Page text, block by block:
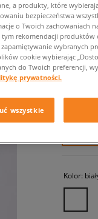
damskie,
739,99
Kolor:
a produkty, które
bezpieczeństwa
o Twoich zachowaniach
rekomendacji produktów
wybranych
cookie wybierając
do Twoich preferencji,
prywatności.
wszystkie